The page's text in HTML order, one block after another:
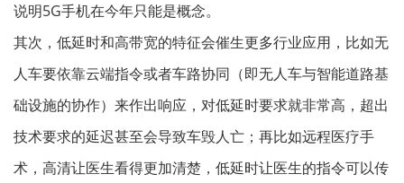
说明5G手机在今年只能是概念。
其次，低延时和高带宽的特征会催生更多行业应用，比如无
人车要依靠云端指令或者车路协同（即无人车与智能道路基
础设施的协作）来作出响应，对低延时要求就非常高，超出
技术要求的延迟甚至会导致车毁人亡；再比如远程医疗手
术，高清让医生看得更加清楚，低延时让医生的指令可以传